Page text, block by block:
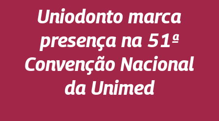
Uniodonto marca
presença na 51ª
Convenção Nacional
da Unimed